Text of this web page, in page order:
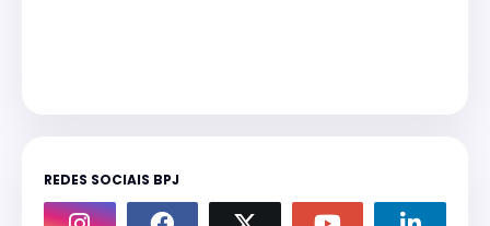
REDES SOCIAIS BPJ